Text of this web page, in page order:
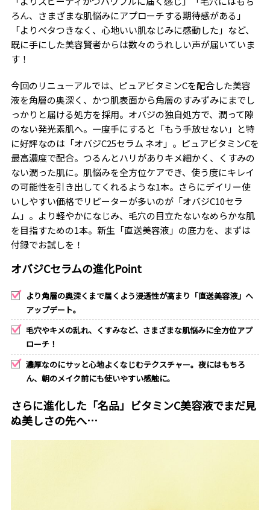
ろん、さまざまな肌悩みにアプローチする期待感がある」
「よりベタつきなく、心地いい肌なじみに感動した」など、
既に手にした美容賢者からは数々のうれしい声が届いていま
す！
今回のリニューアルでは、ピュアビタミンCを配合した美容
液を角層の奥深く、かつ肌表面から角層のすみずみにまでし
っかりと届ける処方を採用。オバジの独自処方で、潤って隙
のない発光素肌へ。一度手にすると「もう手放せない」と特
に好評なのは「オバジC25セラム ネオ」。ピュアビタミンCを
最高濃度で配合。つるんとハリがありキメ細かく、くすみの
ない潤った肌に。肌悩みを全方位ケアでき、使う度にキレイ
の可能性を引き出してくれるような1本。さらにデイリー使
いしやすい価格でリピーターが多いのが「オバジC10セラ
ム」。より軽やかになじみ、毛穴の目立たないなめらかな肌
を目指すための1本。新生「直送美容液」の底力を、まずは
付録でお試しを！
オバジCセラムの進化Point
より角層の奥深くまで届くよう浸透性が高まり「直送美容液」へ
アップデート。
毛穴やキメの乱れ、くすみなど、さまざまな肌悩みに全方位アプ
ローチ！
濃厚なのにサッと心地よくなじむテクスチャー。夜にはもちろ
ん、朝のメイク前にも使いやすい感触に。
さらに進化した「名品」ビタミンC美容液でまだ見
ぬ美しさの先へ…